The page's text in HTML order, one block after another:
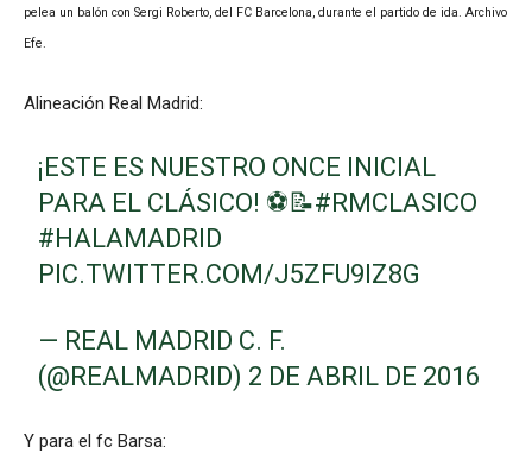
pelea un balón con Sergi Roberto, del FC Barcelona, durante el partido de ida. Archivo
Efe.
Alineación Real Madrid:
¡ESTE ES NUESTRO ONCE INICIAL
PARA EL CLÁSICO! ⚽📝#RMCLASICO
#HALAMADRID
PIC.TWITTER.COM/J5ZFU9IZ8G
— REAL MADRID C. F.
(@REALMADRID) 2 DE ABRIL DE 2016
Y para el fc Barsa: